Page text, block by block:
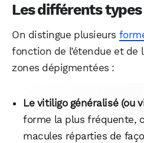
Les différents types
On distingue plusieurs
fonction de l’étendue et de
zones dépigmentées :
Le vitiligo généralisé (ou
forme la plus fréquente,
macules réparties de